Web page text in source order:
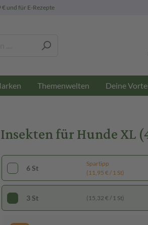
€ und für E-Rezepte
Themenwelten Deine
für Hunde XL
6 St
Spartipp
(11,95 € / 1 St)
3 St (15,32 € / 1 St)